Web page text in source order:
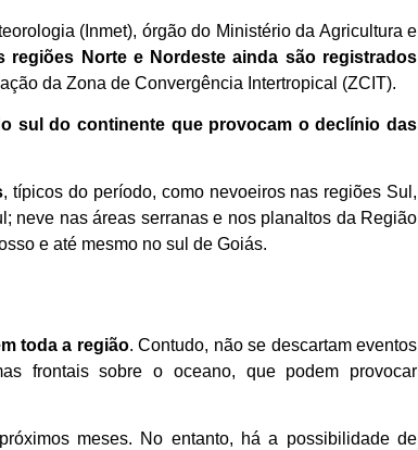
(Inmet), órgão do Ministério da Agricultura e
regiões Norte e Nordeste ainda são registrados
da Zona de Convergência Intertropical (ZCIT).
sul do continente que provocam o declínio das
, típicos do período, como nevoeiros nas regiões Sul,
neve nas áreas serranas e nos planaltos da Região
e até mesmo no sul de Goiás.
toda a região. Contudo, não se descartam eventos
frontais sobre o oceano, que podem provocar
meses. No entanto, há a possibilidade de